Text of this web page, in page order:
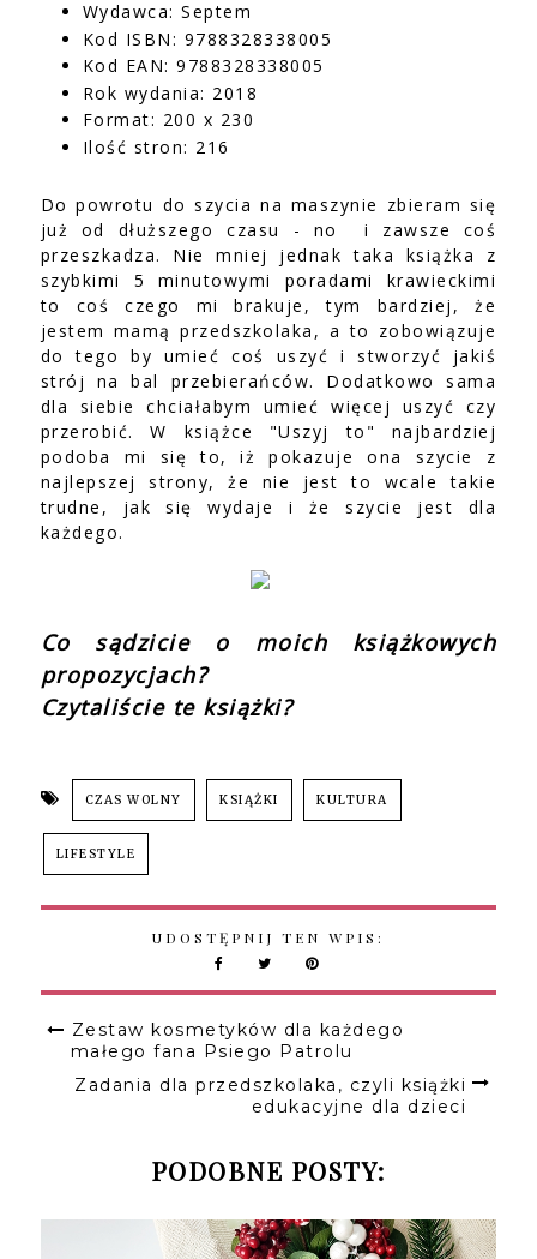
Wydawca: Septem
Kod ISBN: 9788328338005
Kod EAN: 9788328338005
Rok wydania: 2018
Format: 200 x 230
Ilość stron: 216
Do powrotu do szycia na maszynie zbieram się
już od dłuższego czasu - no i zawsze coś
przeszkadza. Nie mniej jednak taka książka z
szybkimi 5 minutowymi poradami krawieckimi
to coś czego mi brakuje, tym bardziej, że
jestem mamą przedszkolaka, a to zobowiązuje
do tego by umieć coś uszyć i stworzyć jakiś
strój na bal przebierańców. Dodatkowo sama
dla siebie chciałabym umieć więcej uszyć czy
przerobić. W książce "Uszyj to" najbardziej
podoba mi się to, iż pokazuje ona szycie z
najlepszej strony, że nie jest to wcale takie
trudne, jak się wydaje i że szycie jest dla
każdego.
Co sądzicie o moich książkowych
propozycjach?
Czytaliście te książki?
CZAS WOLNY KSIĄŻKI KULTURA
LIFESTYLE
UDOSTĘPNIJ TEN WPIS:
Zestaw kosmetyków dla każdego
małego fana Psiego Patrolu
Zadania dla przedszkolaka, czyli książki
edukacyjne dla dzieci
PODOBNE POSTY: